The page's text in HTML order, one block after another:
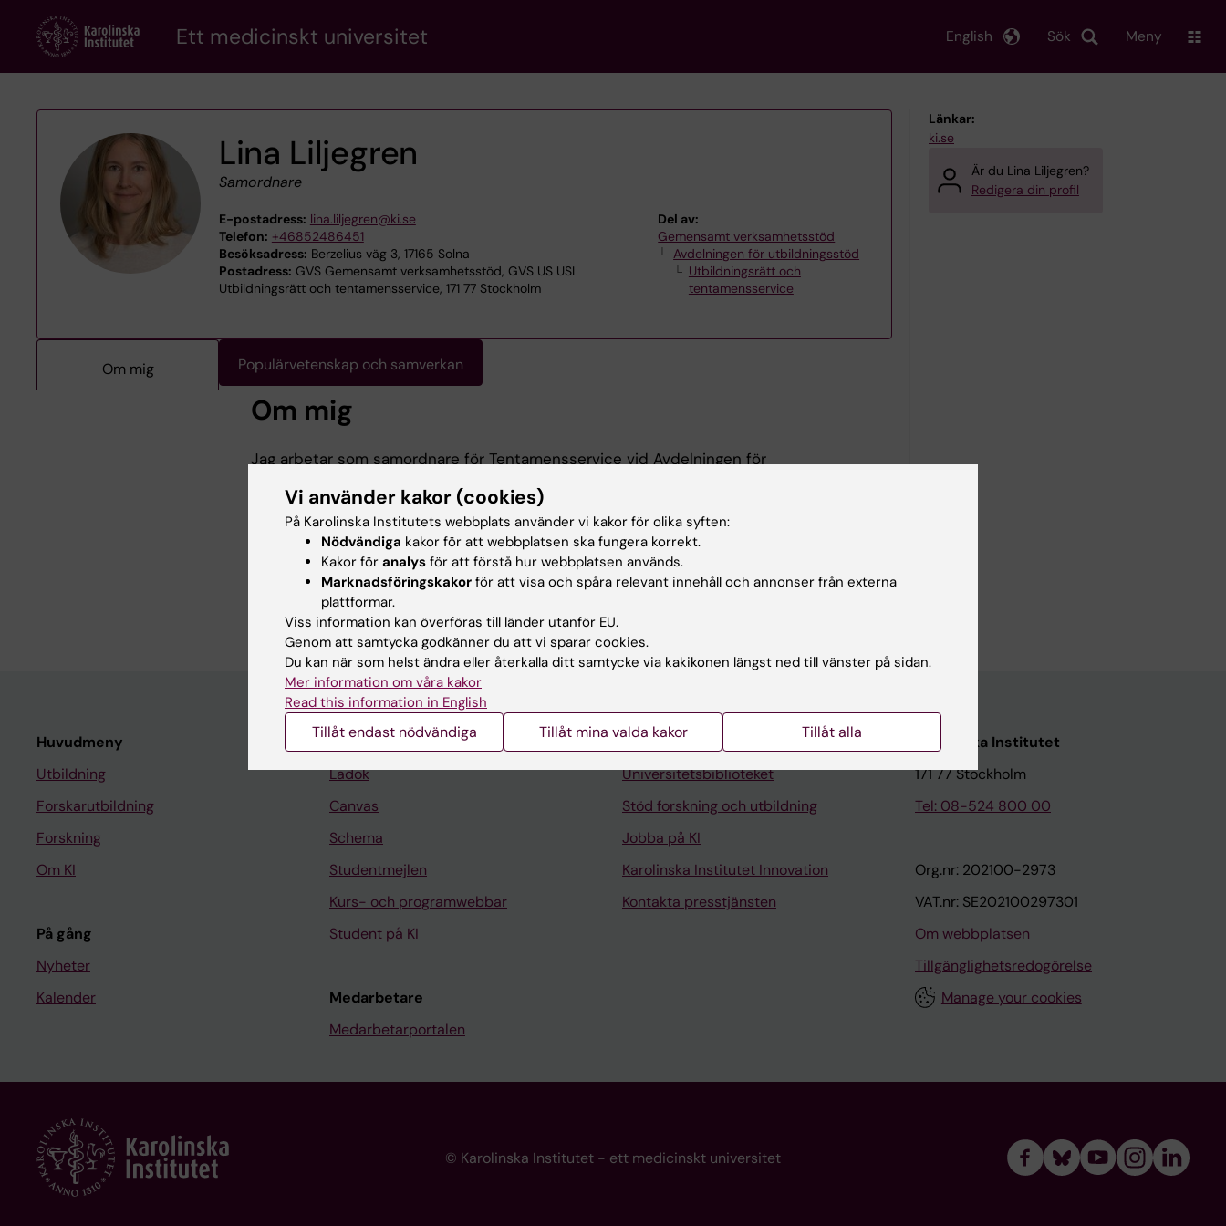
content
Ett medicinskt universitet Sök
English Meny
Lina Liljegren
Samordnare
E-postadress: lina.liljegren@ki.se
Telefon: +46852486451
Besöksadress: Berzelius väg 3, 17165 Solna
Postadress: GVS Gemensamt verksamhetsstöd, GVS US USI
Utbildningsrätt och tentamensservice, 171 77 Stockholm
Del av:
Gemensamt verksamhetsstöd
Avdelningen för utbildningsstöd
Utbildningsrätt och
tentamensservice
Om mig Populärvetenskap och samverkan
Om mig
Jag arbetar som samordnare för Tentamensservice vid Avdelningen för
Tentamensservice är helt ny på KI och under införandet och uppbyggnaden
arbetar jag som projektledare. Målet är att skapa en gemensam,
rättssäker och effektiv tentamensprocess med start VT-23.
Tentamensservice uppdrag för gemensam tentamensorganisation avser
examination i digital examinationssal. Examinationer i lärosalar eller på
distans omfattas inte.
Länkar:
ki.se
Är du Lina Liljegren?
Redigera din profil
Huvudmeny
Utbildning
Forskarutbildning
Forskning
Om KI
På gång
Nyheter
Kalender
Student
Ladok
Canvas
Schema
Studentmejlen
Kurs- och programwebbar
Student på KI
Medarbetare
Medarbetarportalen
Kontakta och besök KI
Universitetsbiblioteket
Stöd forskning och utbildning
Jobba på KI
Karolinska Institutet Innovation
Kontakta presstjänsten
Karolinska Institutet
171 77 Stockholm
Tel: 08-524 800 00
Org.nr: 202100-2973
VAT.nr: SE202100297301
Om webbplatsen
Tillgänglighetsredogörelse
Manage your cookies
© Karolinska Institutet - ett medicinskt universitet
Vi använder kakor (cookies)
På Karolinska Institutets webbplats använder vi kakor för olika syften:
Nödvändiga kakor för att webbplatsen ska fungera korrekt.
Kakor för analys för att förstå hur webbplatsen används.
Marknadsföringskakor för att visa och spåra relevant innehåll och annonser från externa
plattformar.
Viss information kan överföras till länder utanför EU.
Genom att samtycka godkänner du att vi sparar cookies.
Du kan när som helst ändra eller återkalla ditt samtycke via kakikonen längst ned till vänster på sidan.
Mer information om våra kakor
Read this information in English
Tillåt endast nödvändiga Tillåt mina valda kakor Tillåt alla